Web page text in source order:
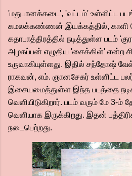
'மதுபானக்கடை', 'வட்டம்' உள்ளிட்ட
கமலக்கண்ணன் இயக்கத்தில், காளி
கதாபாத்திரத்தில் நடித்துள்ள படம்
அழகப்பன் எழுதிய 'சைக்கிள்' என்ற
உருவாகியுள்ளது. இதில் சந்தோஷ்
ராகவன், எம். ஞானசேகர் உள்ளிட்ட
இசையமைத்துள்ள இந்த படத்தை
வெளியிடுகிறார். படம் வரும் மே 3-ம்
வெளியாக இருக்கிறது. இதன்
நடைபெற்றது.